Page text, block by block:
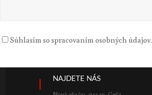
Súhlasím so spracovaním osobných údajov.
NAJDETE NÁS